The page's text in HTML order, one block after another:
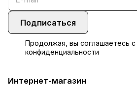
Подписаться
Продолжая, вы соглашаетесь с
конфиденциальности
Интернет-магазин